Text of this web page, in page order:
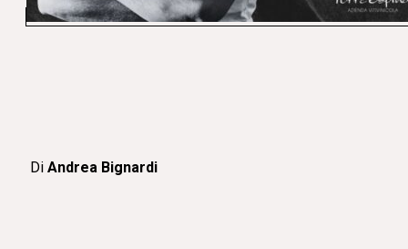
Di Andrea Bignardi